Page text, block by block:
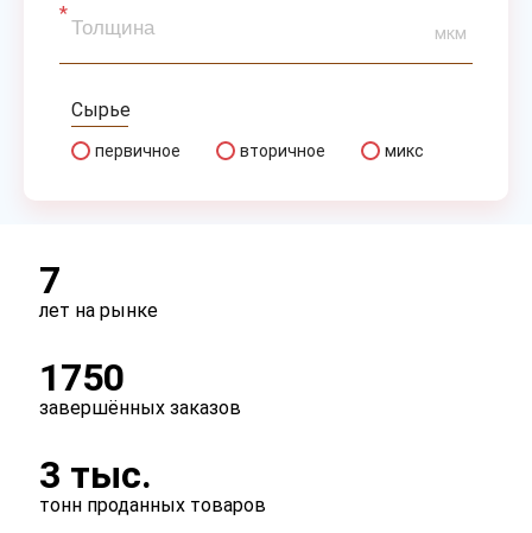
мкм
Сырье
первичное вторичное микс
7
лет на рынке
1750
завершённых заказов
3 тыс.
тонн проданных товаров